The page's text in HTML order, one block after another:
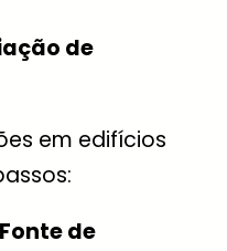
de
em edifícios
de